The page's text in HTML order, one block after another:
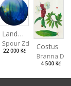
Martina
Landscape II
Spour Zdeněk
22 000 Kč Costus
Branna
4 500 Kč